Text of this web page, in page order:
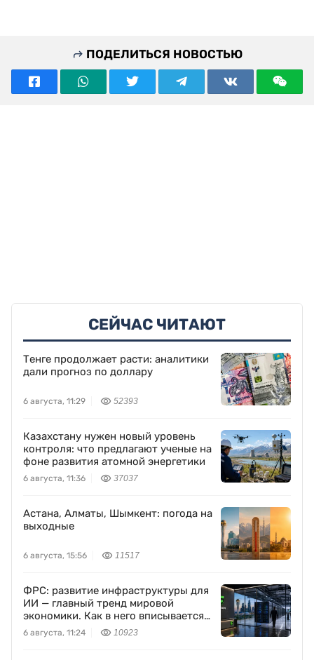
ПОДЕЛИТЬСЯ НОВОСТЬЮ
СЕЙЧАС ЧИТАЮТ
Тенге продолжает расти: аналитики
дали прогноз по доллару
6 августа, 11:29 52393
Казахстану нужен новый уровень
контроля: что предлагают ученые на
фоне развития атомной энергетики
6 августа, 11:36 37037
Астана, Алматы, Шымкент: погода на
выходные
6 августа, 15:56 11517
ФРС: развитие инфраструктуры для
ИИ — главный тренд мировой
экономики. Как в него вписывается
Freedom Holding Corp.
6 августа, 11:24 10923